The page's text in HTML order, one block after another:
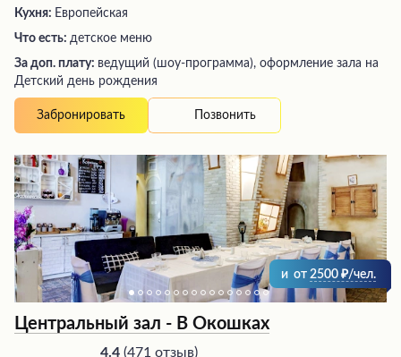
Кухня: Европейская
Что есть: детское меню
За доп. плату: ведущий (шоу-программа), оформление зала на
Детский день рождения
Забронировать Позвонить
и от 2500 /чел.
Центральный зал - В Окошках
4.4 (471 отзыв)